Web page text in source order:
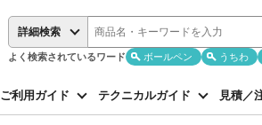
詳細検索
よく検索されているワード ボールペン うちわ
ご利用ガイド テクニカルガイド 見積／